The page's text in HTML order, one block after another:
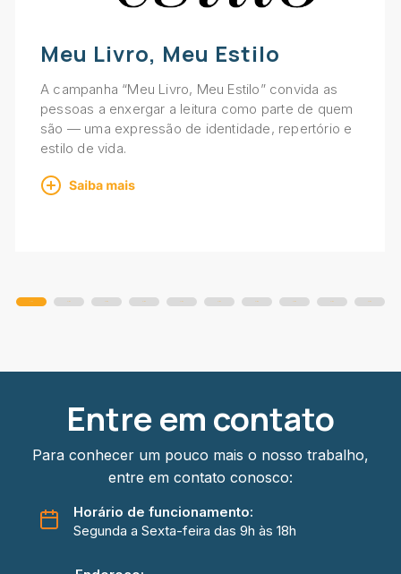
Meu Livro, Meu Estilo
A campanha “Meu Livro, Meu Estilo” convida as
pessoas a enxergar a leitura como parte de quem
são — uma expressão de identidade, repertório e
estilo de vida.
Entre em contato
Para conhecer um pouco mais o nosso trabalho,
entre em contato conosco:
Horário de funcionamento:
Segunda a Sexta-feira das 9h às 18h